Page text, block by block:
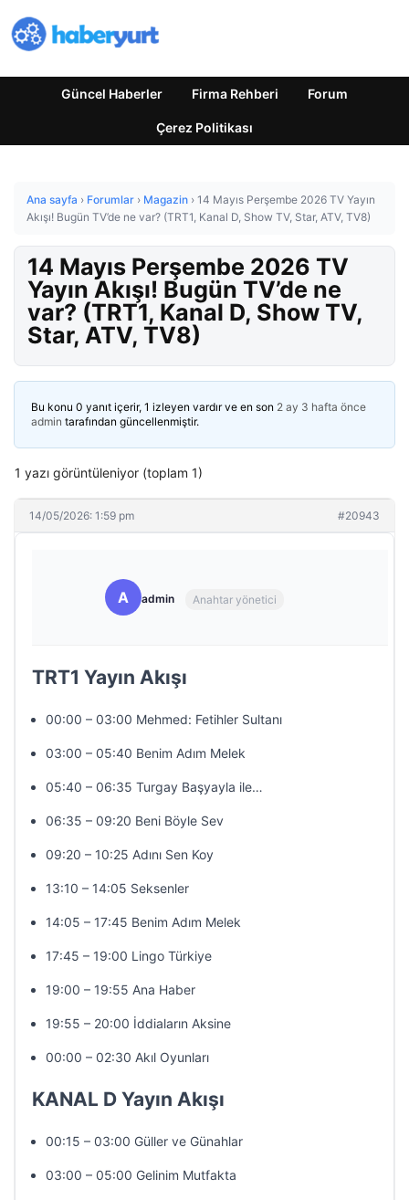
Güncel Haberler Firma Rehberi Forum
Çerez Politikası
Ana sayfa › Forumlar › Magazin › 14 Mayıs Perşembe 2026 TV Yayın
Akışı! Bugün TV’de ne var? (TRT1, Kanal D, Show TV, Star, ATV, TV8)
14 Mayıs Perşembe 2026 TV
Yayın Akışı! Bugün TV’de ne
var? (TRT1, Kanal D, Show TV,
Star, ATV, TV8)
Bu konu 0 yanıt içerir, 1 izleyen vardır ve en son 2 ay 3 hafta önce
admin tarafından güncellenmiştir.
1 yazı görüntüleniyor (toplam 1)
14/05/2026: 1:59 pm #20943
A admin Anahtar yönetici
TRT1 Yayın Akışı
00:00 – 03:00 Mehmed: Fetihler Sultanı
03:00 – 05:40 Benim Adım Melek
05:40 – 06:35 Turgay Başyayla ile…
06:35 – 09:20 Beni Böyle Sev
09:20 – 10:25 Adını Sen Koy
13:10 – 14:05 Seksenler
14:05 – 17:45 Benim Adım Melek
17:45 – 19:00 Lingo Türkiye
19:00 – 19:55 Ana Haber
19:55 – 20:00 İddiaların Aksine
00:00 – 02:30 Akıl Oyunları
KANAL D Yayın Akışı
00:15 – 03:00 Güller ve Günahlar
03:00 – 05:00 Gelinim Mutfakta